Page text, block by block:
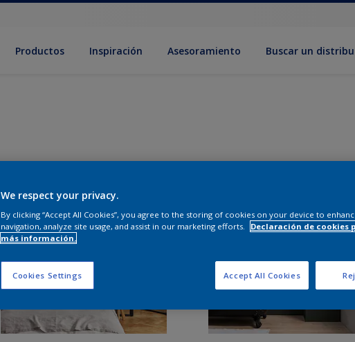
Productos Inspiración Asesoramiento Buscar un
We respect your privacy.
By clicking “Accept All Cookies”, you agree to the storing of cookies on your device to
navigation, analyze site usage, and assist in our marketing efforts.
Declaración de cookies
más información.
Cookies Settings Accept All Cookies